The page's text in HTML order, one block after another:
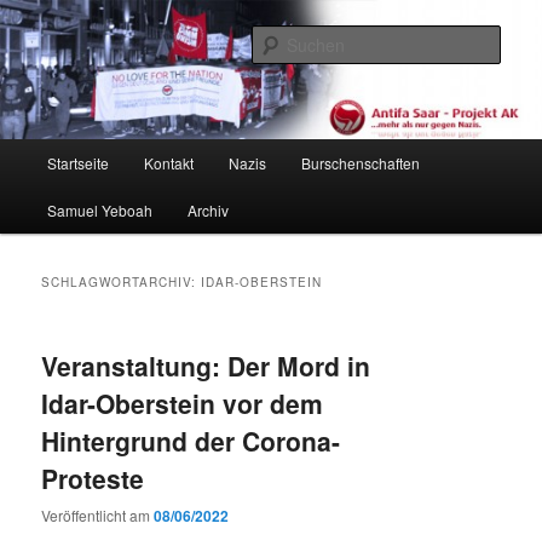
Zum
primären
Inhalt
springen
Zum
sekundären
Inhalt
springenAntifa Saar / Projekt AK
Startseite Kontakt Nazis Burschenschaften
Samuel Yeboah Archiv
SCHLAGWORTARCHIV: IDAR-OBERSTEIN
Veranstaltung: Der Mord in
Idar-Oberstein vor dem
Hintergrund der Corona-
Proteste
Veröffentlicht am08/06/2022